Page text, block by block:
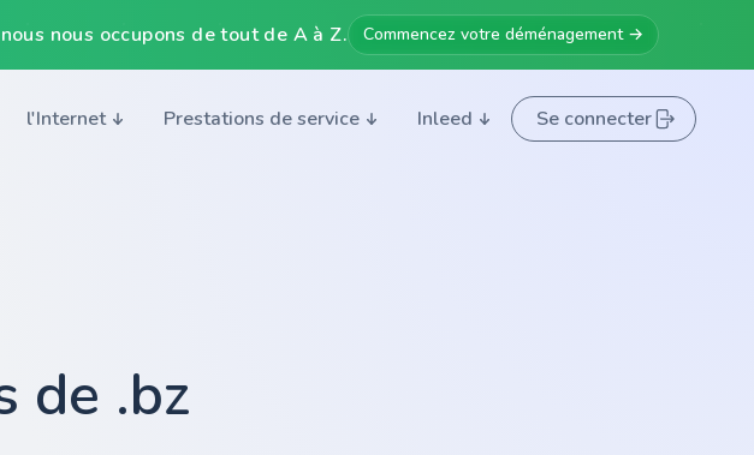
nous occupons de tout de A à Z. Commencez votre déménagement →
l'Internet Prestations de service Inleed Se connecter
de .bz